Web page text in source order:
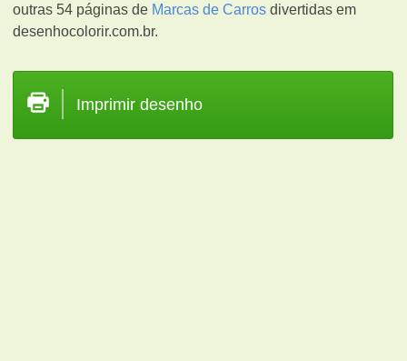
outras 54 páginas de Marcas de Carros divertidas em
desenhocolorir.com.br.
Imprimir desenho